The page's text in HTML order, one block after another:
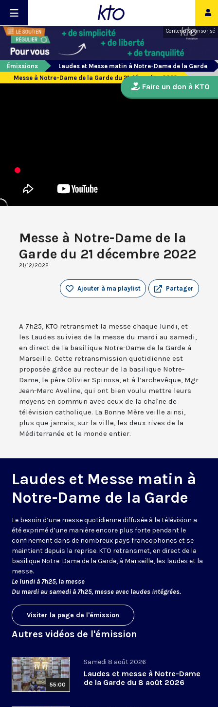
Contenu sponsorisé
Émissions
Laudes et Messe matin à Notre-Dame de la Garde
Messe à Notre-Dame de la Garde du 21 décembre 2022
Messe à Notre-Dame de la
Garde du 21 décembre 2022
21/12/2022
Partager
Ajouter à ma playlist
A 7h25, KTO retransmet la messe chaque lundi, et
les Laudes suivies de la messe du mardi au samedi,
en direct de la basilique Notre-Dame de la Garde à
Marseille. Cette retransmission quotidienne est
proposée grâce au recteur de la basilique Notre-
Dame, le père Olivier Spinosa, et à l’archevêque, Mgr
Jean-Marc Aveline, qui ont bien voulu mettre leurs
moyens en commun avec ceux de la chaîne de
télévision catholique. La Bonne Mère veille ainsi,
plus que jamais, sur la ville, les deux rives de la
Méditerranée et le monde entier.
Laudes et Messe matin à
Notre-Dame de la Garde
Le besoin d’une messe quotidienne diffusée à la télévision a
été exprimé d’une manière encore plus forte pendant le
confinement dans de nombreux pays francophones et se
maintient depuis la reprise. KTO retransmet, en direct de la
basilique Notre-Dame de la Garde, à Marseille, les laudes et la
messe.
Le lundi à 7h25, la messe
Du mardi au samedi à 7h25, messe avec laudes intégrées.
Visiter la page de l'émission
Autres vidéos de l'émission
55:00
Samedi 8 août 2026
Laudes et messe à Notre-Dame
de la Garde du 8 août 2026
Faire un don à KTO